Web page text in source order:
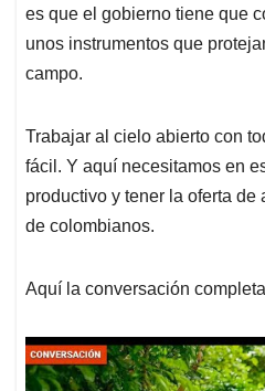
es que el gobierno tiene que
unos instrumentos que
campo.
Trabajar al cielo abierto con
fácil. Y aquí necesitamos en
productivo y tener la oferta
de colombianos.
Aquí la conversación